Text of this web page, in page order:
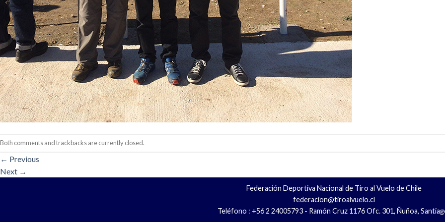
Both comments and trackbacks are currently closed.
← Previous
Next →
Federación Deportiva Nacional de Tiro al Vuelo de Chile
federacion@tiroalvuelo.cl
Teléfono : +56 2 24005793 - Ramón Cruz 1176 Ofc. 301, Ñuñoa,